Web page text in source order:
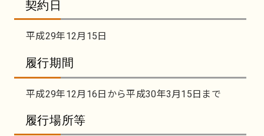
契約日
平成29年12月15日
履行期間
平成29年12月16日から平成30年3月15日まで
履行場所等